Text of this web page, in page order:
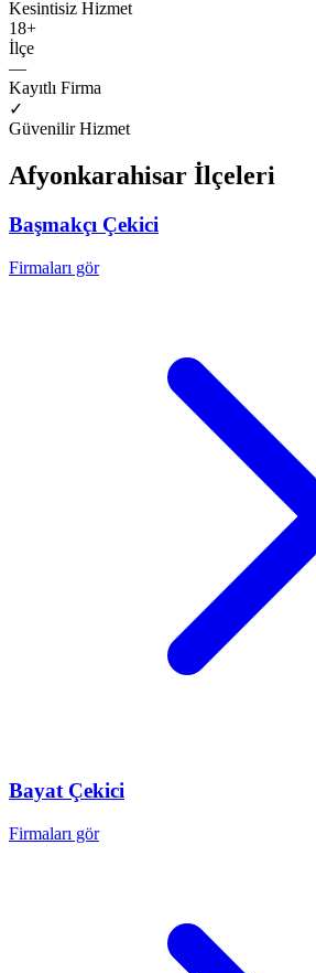
Kesintisiz Hizmet
18+
İlçe
—
Kayıtlı Firma
✓
Güvenilir Hizmet
Afyonkarahisar İlçeleri
Başmakçı Çekici
Firmaları gör
BayatÇekici
Firmaları gör